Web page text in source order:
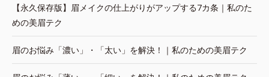
【永久保存版】眉メイクの仕上がりがアップする7カ条｜私のた
めの美眉テク
眉のお悩み「濃い」・「太い」を解決！｜私のための美眉テク